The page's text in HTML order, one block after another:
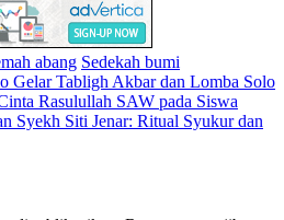
abang Sedekah bumi
Gelar Tabligh Akbar dan Lomba Solo
Rasulullah SAW pada Siswa
Syekh Siti Jenar: Ritual Syukur dan